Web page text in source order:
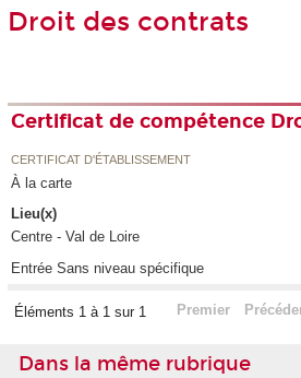
Droit des contrats
Certificat de compétence
CERTIFICAT D'ÉTABLISSEMENT
À la carte
Lieu(x)
Centre - Val de Loire
Entrée Sans niveau spécifique
Éléments 1 à 1 sur 1 Premier
Dans la même rubrique